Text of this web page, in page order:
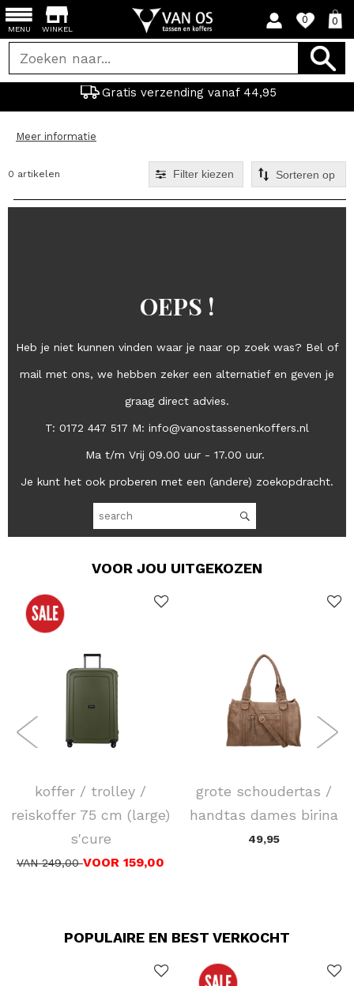
WINKEL
0 0
Gratis verzending vanaf 44,95
MENU
Meer informatie
0 artikelen Filter kiezen
OEPS !
Heb je niet kunnen vinden waar je naar op zoek was? Bel of
mail met ons, we hebben zeker een alternatief en geven je
graag direct advies.
T: 0172 447 517 M: info@vanostassenenkoffers.nl
Ma t/m Vrij 09.00 uur - 17.00 uur.
Je kunt het ook proberen met een (andere) zoekopdracht.
VOOR JOU UITGEKOZEN
koffer / trolley /
reiskoffer 75 cm (large)
s'cure
VAN 249,00VOOR 159,00
grote schoudertas /
handtas dames birina
49,95
POPULAIRE EN BEST VERKOCHT